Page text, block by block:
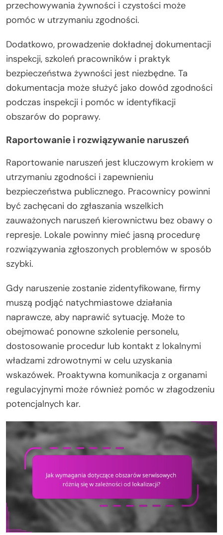
przechowywania żywności i czystości może
pomóc w utrzymaniu zgodności.
Dodatkowo, prowadzenie dokładnej dokumentacji
inspekcji, szkoleń pracowników i praktyk
bezpieczeństwa żywności jest niezbędne. Ta
dokumentacja może służyć jako dowód zgodności
podczas inspekcji i pomóc w identyfikacji
obszarów do poprawy.
Raportowanie i rozwiązywanie naruszeń
Raportowanie naruszeń jest kluczowym krokiem w
utrzymaniu zgodności i zapewnieniu
bezpieczeństwa publicznego. Pracownicy powinni
być zachęcani do zgłaszania wszelkich
zauważonych naruszeń kierownictwu bez obawy o
represje. Lokale powinny mieć jasną procedurę
rozwiązywania zgłoszonych problemów w sposób
szybki.
Gdy naruszenie zostanie zidentyfikowane, firmy
muszą podjąć natychmiastowe działania
naprawcze, aby naprawić sytuację. Może to
obejmować ponowne szkolenie personelu,
dostosowanie procedur lub kontakt z lokalnymi
władzami zdrowotnymi w celu uzyskania
wskazówek. Proaktywna komunikacja z organami
regulacyjnymi może również pomóc w złagodzeniu
potencjalnych kar.